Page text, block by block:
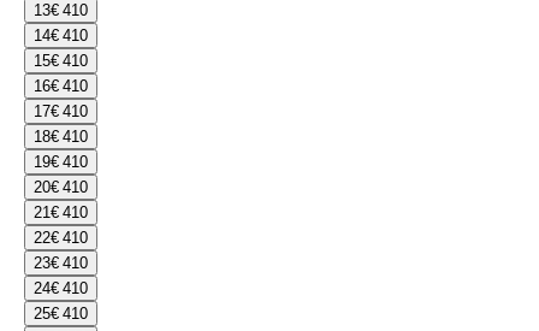
13€ 410
14€ 410
15€ 410
16€ 410
17€ 410
18€ 410
19€ 410
20€ 410
21€ 410
22€ 410
23€ 410
24€ 410
25€ 410